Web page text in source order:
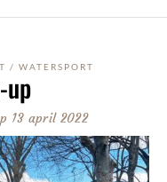
/ WATERSPORT
up
13 april 2022